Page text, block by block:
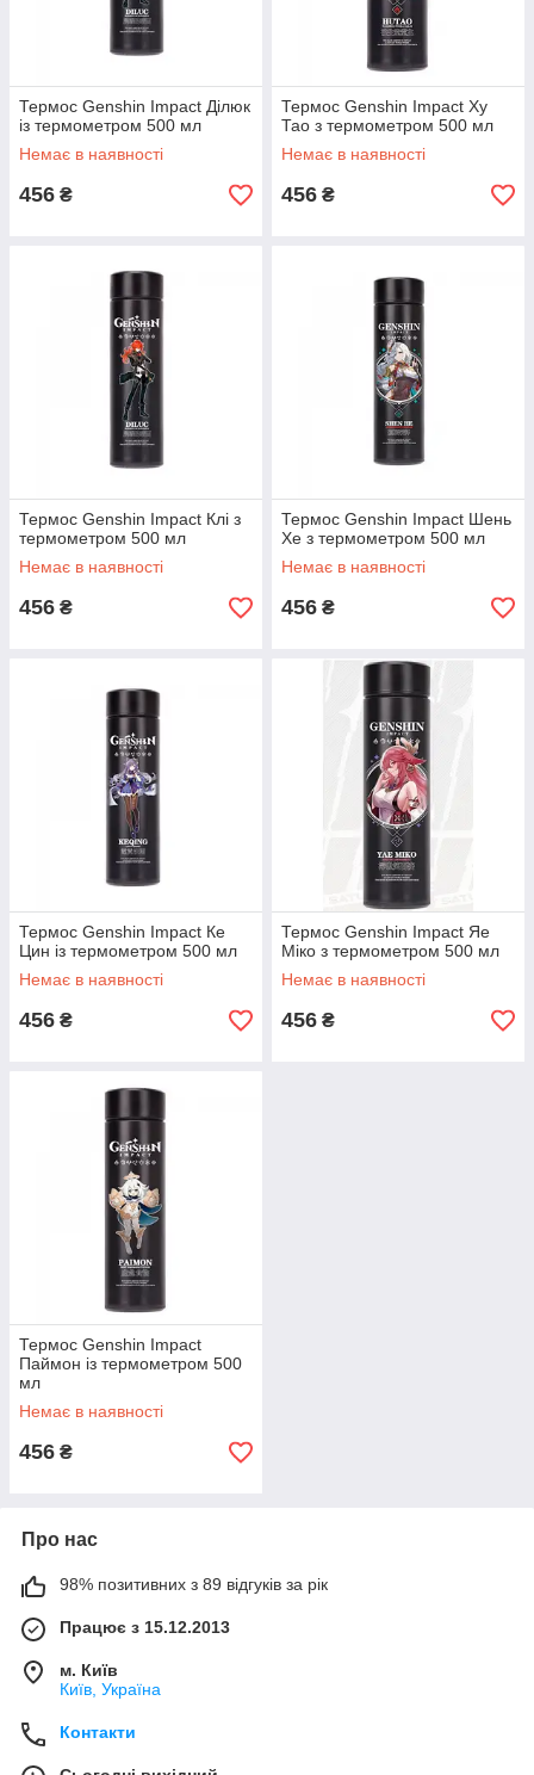
Термос Genshin Impact Ділюк
із термометром 500 мл
Немає в наявності
456 ₴
Термос Genshin Impact Ху
Тао з термометром 500 мл
Немає в наявності
456 ₴
Термос Genshin Impact Клі з
термометром 500 мл
Немає в наявності
456 ₴
Термос Genshin Impact Шень
Хе з термометром 500 мл
Немає в наявності
456 ₴
Термос Genshin Impact Ке
Цин із термометром 500 мл
Немає в наявності
456 ₴
Термос Genshin Impact Яе
Міко з термометром 500 мл
Немає в наявності
456 ₴
Термос Genshin Impact
Паймон із термометром 500
мл
Немає в наявності
456 ₴
Про нас
98% позитивних з 89 відгуків за рік
Працює з 15.12.2013
м. Київ
Київ, Україна
Контакти